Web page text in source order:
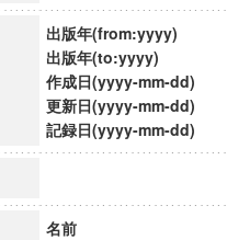
出版年(from:yyyy)
出版年(to:yyyy)
作成日(yyyy-mm-dd)
更新日(yyyy-mm-dd)
記録日(yyyy-mm-dd)
名前